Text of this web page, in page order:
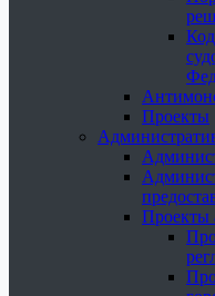
Проекты
Проекты